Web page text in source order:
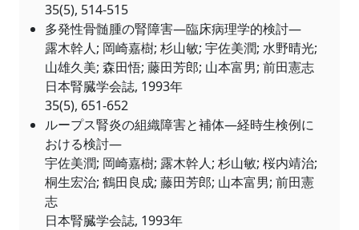
35(5), 514-515
多発性骨髄腫の腎障害―臨床病理学的検討―
露木幹人; 岡崎嘉樹; 杉山敏; 宇佐美潤; 水野晴光;
山雄久美; 森田悟; 藤田芳郎; 山本富男; 前田憲志
日本腎臓学会誌, 1993年
35(5), 651-652
ループス腎炎の組織障害と補体―経時生検例に
おける検討―
宇佐美潤; 岡崎嘉樹; 露木幹人; 杉山敏; 桜内靖治;
桐生宏治; 鶴田良成; 藤田芳郎; 山本富男; 前田憲
志
日本腎臓学会誌, 1993年